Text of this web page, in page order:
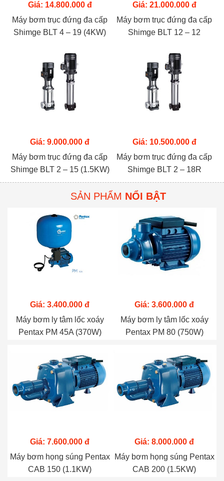
Giá: 14.800.000 đ
Máy bơm trục đứng đa cấp
Shimge BLT 4 – 19 (4KW)
Giá: 21.000.000 đ
Máy bơm trục đứng đa cấp
Shimge BLT 12 – 12
Giá: 9.000.000 đ
Máy bơm trục đứng đa cấp
Shimge BLT 2 – 15 (1.5KW)
Giá: 10.500.000 đ
Máy bơm trục đứng đa cấp
Shimge BLT 2 – 18R
(2.2KW)
SẢN PHẨM NỔI BẬT
Giá: 3.400.000 đ
Máy bơm ly tâm lốc xoáy
Pentax PM 45A (370W)
Giá: 3.600.000 đ
Máy bơm ly tâm lốc xoáy
Pentax PM 80 (750W)
Giá: 7.600.000 đ
Máy bơm họng súng Pentax
CAB 150 (1.1KW)
Giá: 8.000.000 đ
Máy bơm họng súng Pentax
CAB 200 (1.5KW)